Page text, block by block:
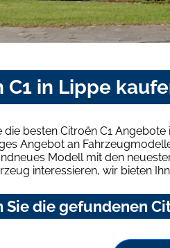
C1 in Lippe
die besten Citroën C1
Angebot an
Modell mit den
interessieren, wir bieten
Sie die gefundenen